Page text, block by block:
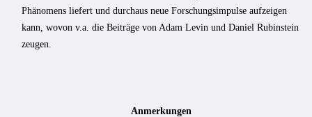
Phänomens liefert und durchaus neue Forschungsimpulse aufzeigen
kann, wovon v.a. die Beiträge von Adam Levin und Daniel Rubinstein
zeugen.
Anmerkungen